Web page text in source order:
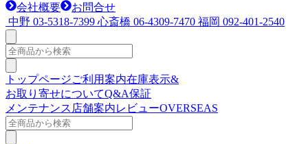
会社概要
お問合せ
中野 03-5318-7399 心斎橋 06-4309-7470 福岡 092-401-2540
トップページご利用案内在庫表示&
お取り寄せについてQ&A保証
メンテナンス 店舗案内レビューOVERSEAS